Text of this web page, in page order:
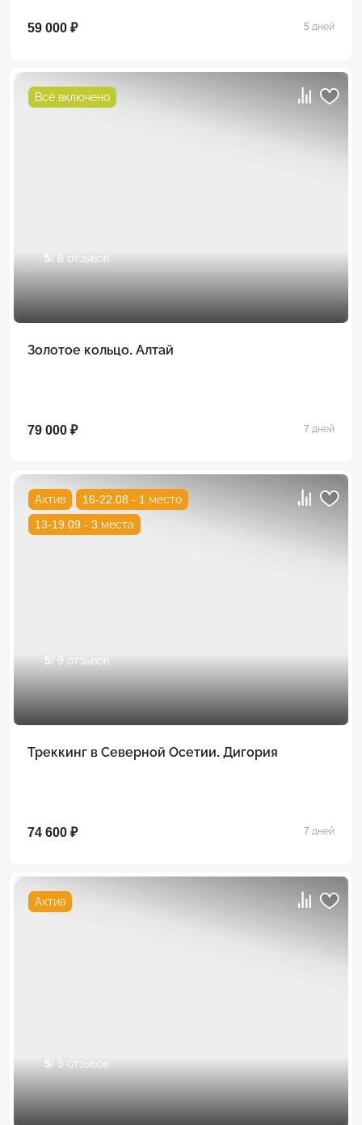
59 000 ₽ 5 дней
Всё включено
5/ 8 отзывов
Золотое кольцо. Алтай
79 000 ₽ 7 дней
Актив
16-22.08 - 1 место
13-19.09 - 3 места
5/ 9 отзывов
Треккинг в Северной Осетии. Дигория
74 600 ₽ 7 дней
Актив
5/ 9 отзывов